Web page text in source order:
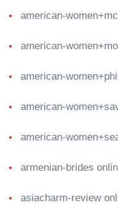
american-
american-
american-
american-
american-
armenian-brides
asiacharm-review